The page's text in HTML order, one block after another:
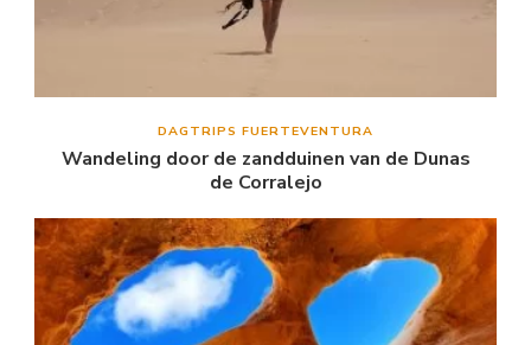
DAGTRIPS FUERTEVENTURA
Wandeling door de zandduinen van de Dunas
de Corralejo